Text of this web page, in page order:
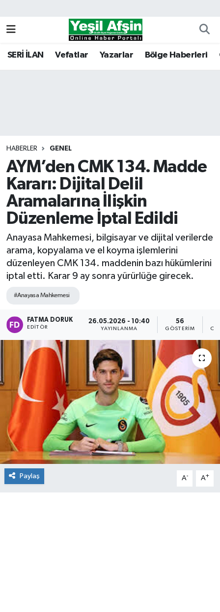
SERİ İLAN Vefatlar Yazarlar Bölge Haberleri
HABERLER GENEL
AYM’den CMK 134. Madde
Kararı: Dijital Delil
Aramalarına İlişkin
Düzenleme İptal Edildi
Anayasa Mahkemesi, bilgisayar ve dijital verilerde
arama, kopyalama ve el koyma işlemlerini
düzenleyen CMK 134. maddenin bazı hükümlerini
iptal etti. Karar 9 ay sonra yürürlüğe girecek.
#Anayasa Mahkemesi
FATMA DORUK
EDITÖR
26.05.2026 - 10:40
YAYINLANMA
56
GÖSTERIM
Paylaş A- A+
Kahramanmaraş Nöbetçi Eczaneler
Tüm Manşetler
Son Dakika Haberleri
Haber Arşivi